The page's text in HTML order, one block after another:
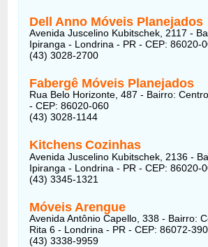
Dell Anno Móveis Planejados
Avenida Juscelino Kubitschek, 2117 -
Ipiranga - Londrina - PR - CEP: 86020-
(43) 3028-2700
Fabergê Móveis Planejados
Rua Belo Horizonte, 487 - Bairro:
- CEP: 86020-060
(43) 3028-1144
Kitchens Cozinhas
Avenida Juscelino Kubitschek, 2136 -
Ipiranga - Londrina - PR - CEP: 86020-
(43) 3345-1321
Móveis Arengue
Avenida Antônio Capello, 338 - Bairro:
Rita 6 - Londrina - PR - CEP: 86072-390
(43) 3338-9959